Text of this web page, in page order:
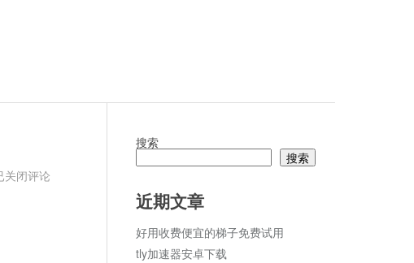
关闭评论
搜索
搜索
近期文章
好用收费便宜的梯子免费试用
tly加速器安卓下载